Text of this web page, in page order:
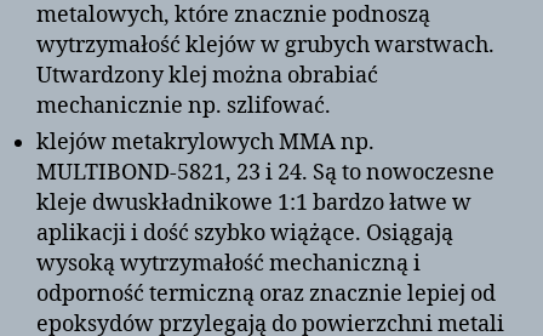
metalowych, które znacznie podnoszą
wytrzymałość klejów w grubych warstwach.
Utwardzony klej można obrabiać
mechanicznie np. szlifować.
klejów metakrylowych MMA np.
MULTIBOND-5821, 23 i 24. Są to nowoczesne
kleje dwuskładnikowe 1:1 bardzo łatwe w
aplikacji i dość szybko wiążące. Osiągają
wysoką wytrzymałość mechaniczną i
odporność termiczną oraz znacznie lepiej od
epoksydów przylegają do powierzchni metali